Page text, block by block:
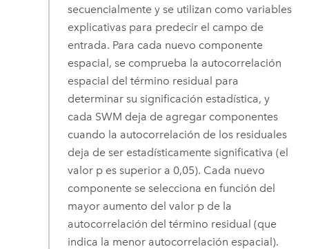
secuencialmente y se utilizan como variables
explicativas para predecir el campo de
entrada. Para cada nuevo componente
espacial, se comprueba la autocorrelación
espacial del término residual para
determinar su significación estadística, y
cada SWM deja de agregar componentes
cuando la autocorrelación de los residuales
deja de ser estadísticamente significativa (el
valor p es superior a 0,05). Cada nuevo
componente se selecciona en función del
mayor aumento del valor p de la
autocorrelación del término residual (que
indica la menor autocorrelación espacial).